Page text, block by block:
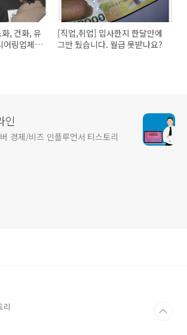
, 건화, 유
어링업체
[직업,취업] 입사한지 한달만에
그만 뒀습니다. 월급 못받나요?
인
경제/비즈 인플루언서 티스토리